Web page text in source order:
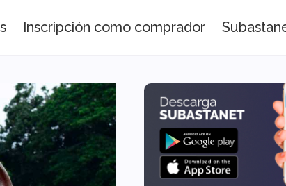
Inscripción como comprador